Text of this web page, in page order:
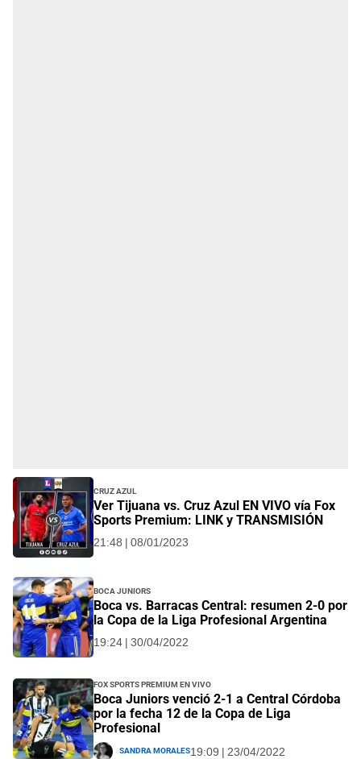
Cruz Azul
Ver Tijuana vs. Cruz Azul EN VIVO vía Fox
Sports Premium: LINK y TRANSMISIÓN
21:48 | 08/01/2023
Boca Juniors
Boca vs. Barracas Central: resumen 2-0 por
la Copa de la Liga Profesional Argentina
19:24 | 30/04/2022
FOX Sports Premium EN VIVO
Boca Juniors venció 2-1 a Central Córdoba
por la fecha 12 de la Copa de Liga
Profesional
Sandra Morales19:09 | 23/04/2022